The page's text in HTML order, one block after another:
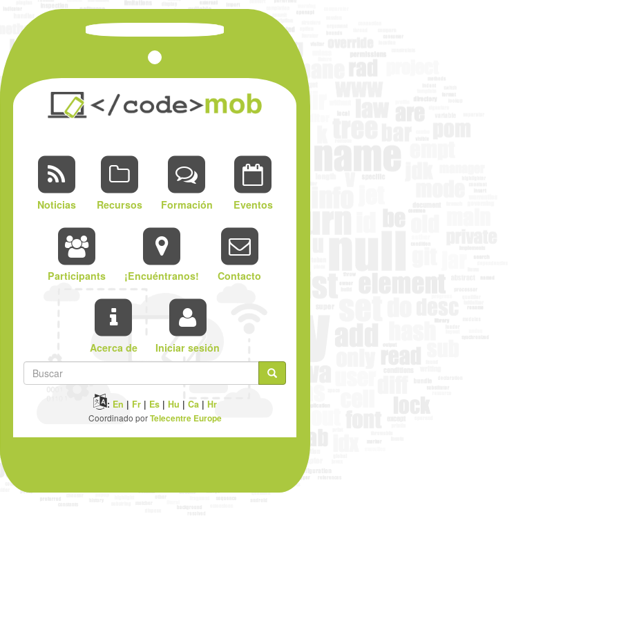
Noticias Recursos Formación Eventos
Participants ¡Encuéntranos! Contacto
Acerca de Iniciar sesión
Formulario
búsqueda
: En | Fr| Es| Hu | Ca| Hr
Coordinado porTelecentre Europe